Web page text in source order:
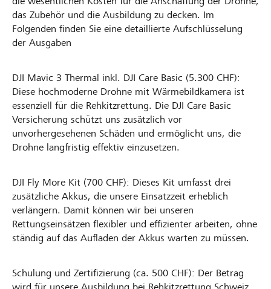
das Zubehör und die Ausbildung zu decken. Im
Folgenden finden Sie eine detaillierte Aufschlüsselung
der Ausgaben
DJI Mavic 3 Thermal inkl. DJI Care Basic (5.300 CHF):
Diese hochmoderne Drohne mit Wärmebildkamera ist
essenziell für die Rehkitzrettung. Die DJI Care Basic
Versicherung schützt uns zusätzlich vor
unvorhergesehenen Schäden und ermöglicht uns, die
Drohne langfristig effektiv einzusetzen.
DJI Fly More Kit (700 CHF): Dieses Kit umfasst drei
zusätzliche Akkus, die unsere Einsatzzeit erheblich
verlängern. Damit können wir bei unseren
Rettungseinsätzen flexibler und effizienter arbeiten, ohne
ständig auf das Aufladen der Akkus warten zu müssen.
Schulung und Zertifizierung (ca. 500 CHF): Der Betrag
wird für unsere Ausbildung bei Rehkitzrettung Schweiz